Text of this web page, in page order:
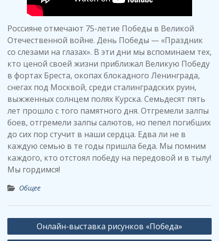
Россияне отмечают 75-летие Победы в Великой
Отечественной войне. День Победы — «Праздник
со слезами на глазах». В эти дни мы вспоминаем тех,
кто ценой своей жизни приближал Великую Победу
в фортах Бреста, окопах блокадного Ленинграда,
снегах под Москвой, среди сталинградских руин,
выжженных солнцем полях Курска. Семьдесят пять
лет прошло с того памятного дня. Отгремели залпы
боев, отгремели залпы салютов, но пепел погибших
до сих пор стучит в наши сердца. Едва ли не в
каждую семью в те годы пришла беда. Мы помним
каждого, кто отстоял победу на передовой и в тылу!
Мы гордимся!
Общее
Навигация
по
Онлайн-выставка рисунков «Победа»